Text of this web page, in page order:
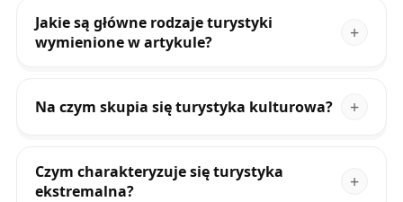
Jakie są główne rodzaje turystyki
wymienione w artykule?
Na czym skupia się turystyka kulturowa?
Czym charakteryzuje się turystyka
ekstremalna?